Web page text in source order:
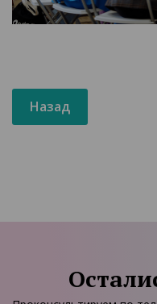
Назад